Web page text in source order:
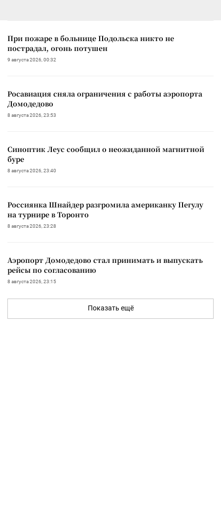
При пожаре в больнице Подольска никто не
пострадал, огонь потушен
9 августа 2026, 00:32
Росавиация сняла ограничения с работы аэропорта
Домодедово
8 августа 2026, 23:53
Синоптик Леус сообщил о неожиданной магнитной
буре
8 августа 2026, 23:40
Россиянка Шнайдер разгромила американку Пегулу
на турнире в Торонто
8 августа 2026, 23:28
Аэропорт Домодедово стал принимать и выпускать
рейсы по согласованию
8 августа 2026, 23:15
Показать ещё